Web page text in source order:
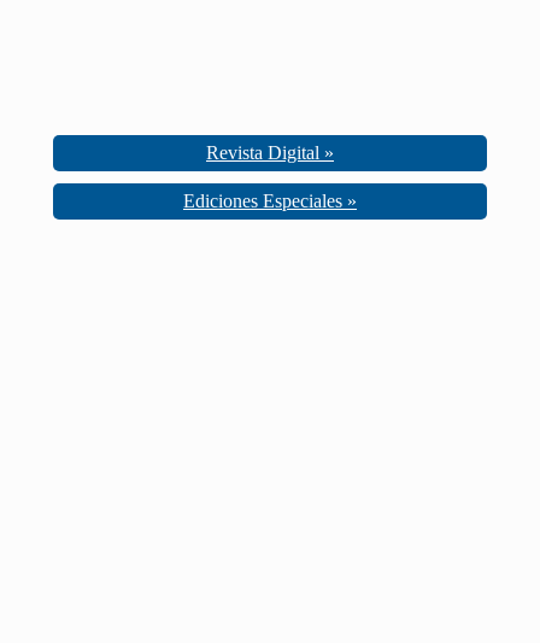
Revista Digital »
Ediciones Especiales »